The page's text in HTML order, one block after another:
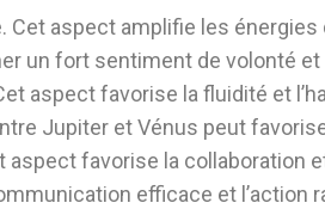
Cet aspect amplifie les
un fort sentiment de volonté
aspect favorise la fluidité et
Jupiter et Vénus peut
aspect favorise la
efficace et l’action